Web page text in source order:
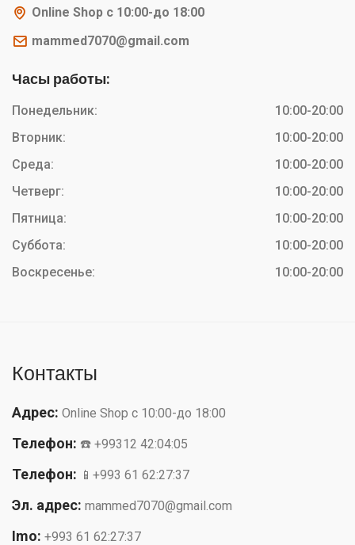
Online Shop с 10:00-до 18:00
mammed7070@gmail.com
Часы работы:
Понедельник:
10:00-20:00
Вторник:
10:00-20:00
Среда:
10:00-20:00
Четверг:
10:00-20:00
Пятница:
10:00-20:00
Суббота:
10:00-20:00
Воскресенье:
10:00-20:00
Контакты
Адрес: Online Shop с 10:00-до 18:00
Телефон: ☎️ +99312 42:04:05
Телефон: 📱+993 61 62:27:37
Эл. адрес: mammed7070@gmail.com
Imo: +993 61 62:27:37